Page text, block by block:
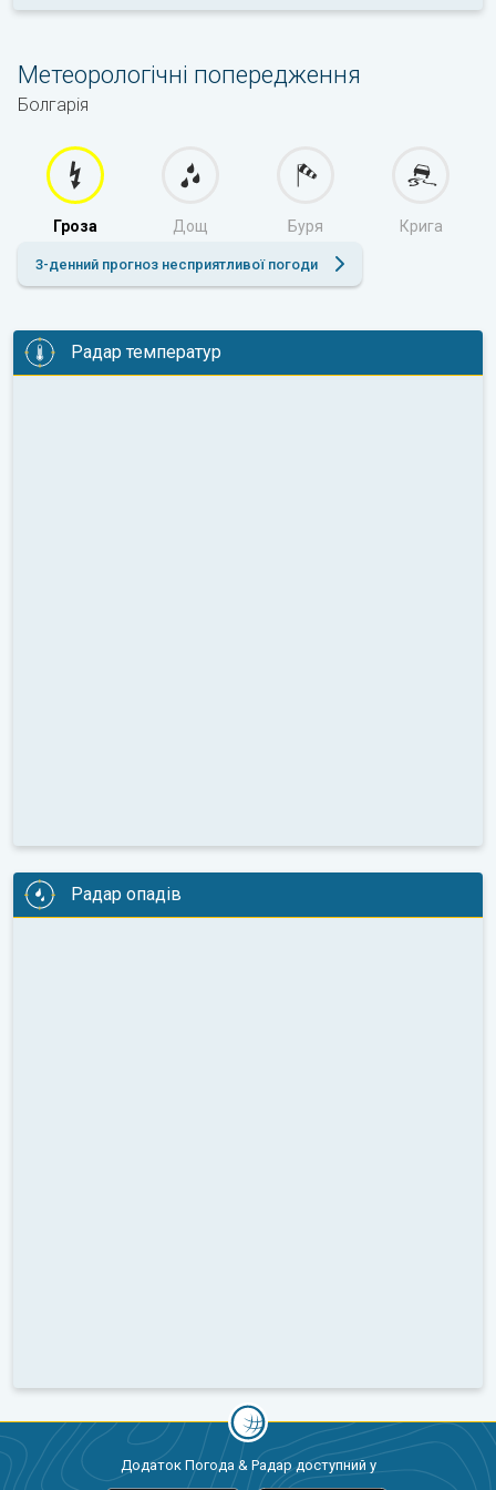
Метеорологічні попередження
Болгарія
Гроза Дощ Буря Крига
3-денний прогноз несприятливої погоди
Радар температур
Радар опадів
Додаток Погода & Радар доступний у